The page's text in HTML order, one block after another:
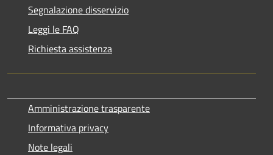
Segnalazione disservizio
Leggi le FAQ
Richiesta assistenza
Amministrazione trasparente
Informativa privacy
Note legali